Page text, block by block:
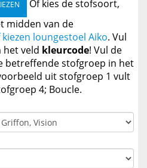
Of kies de stofsoort,
midden van de
loungestoel Aiko. Vul
het veld kleurcode! Vul de
betreffende stofgroep in het
uit stofgroep 1 vult
4; Boucle.